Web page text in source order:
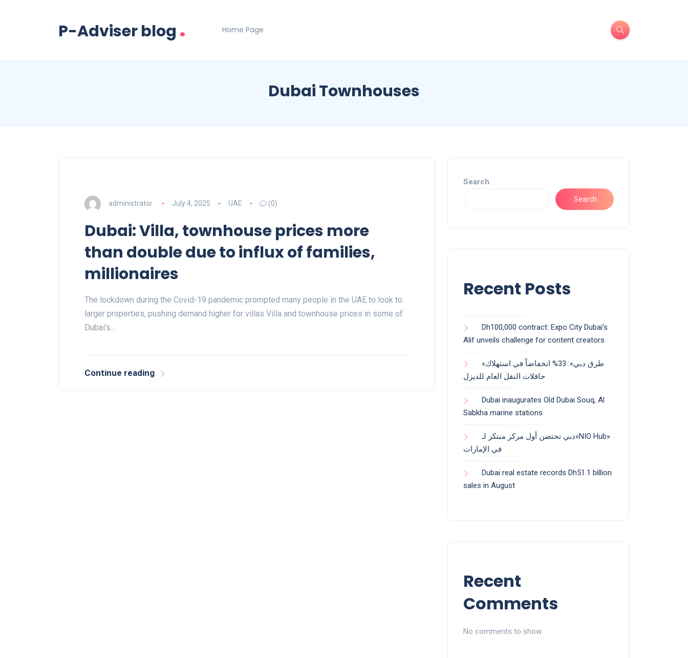
P-Adviser blog . Home Page
Dubai Townhouses
administrator July 4, 2025 UAE (0)
Dubai: Villa, townhouse prices more
than double due to influx of families,
millionaires
The lockdown during the Covid-19 pandemic prompted many people in the UAE to look to
larger properties, pushing demand higher for villas Villa and townhouse prices in some of
Dubai’s…
Continue reading
Search
Search
Recent Posts
Dh100,000 contract: Expo City Dubai’s
Alif unveils challenge for content creators
«طرق دبي»: 33% انخفاضاً في استهلاك
حافلات النقل العام للديزل
Dubai inaugurates Old Dubai Souq, Al
Sabkha marine stations
دبي تحتضن أول مركز مبتكر لـ«NIO Hub»
في الإمارات
Dubai real estate records Dh51.1 billion
sales in August
Recent
Comments
No comments to show.